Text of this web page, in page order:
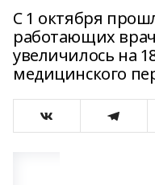
С 1 октября
работающих
увеличилось на
медицинского